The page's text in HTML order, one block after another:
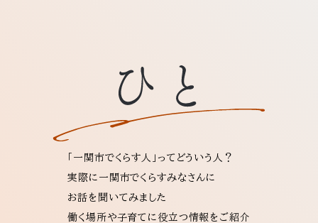
「一関市でくらす人」ってどういう人？
実際に一関市でくらすみなさんに
お話を聞いてみました
働く場所や子育てに役立つ情報をご紹介